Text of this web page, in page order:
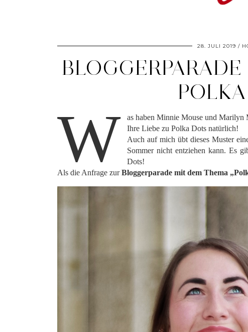
28. JULI 2019
W
as haben Minnie Mouse und Marilyn
Ihre Liebe zu Polka Dots natürlich!
Auch auf mich übt dieses Muster
Sommer nicht entziehen kann. Es
Dots!
Als die Anfrage zurBloggerparade mit dem Thema